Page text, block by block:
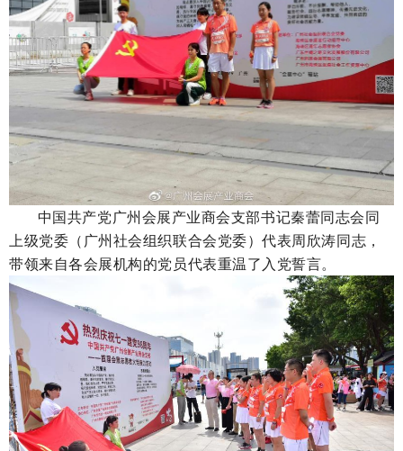
中国共产党广州会展产业商会支部书记秦蕾同志会同
上级党委（广州社会组织联合会党委）代表周欣涛同志，
带领来自各会展机构的党员代表重温了入党誓言。